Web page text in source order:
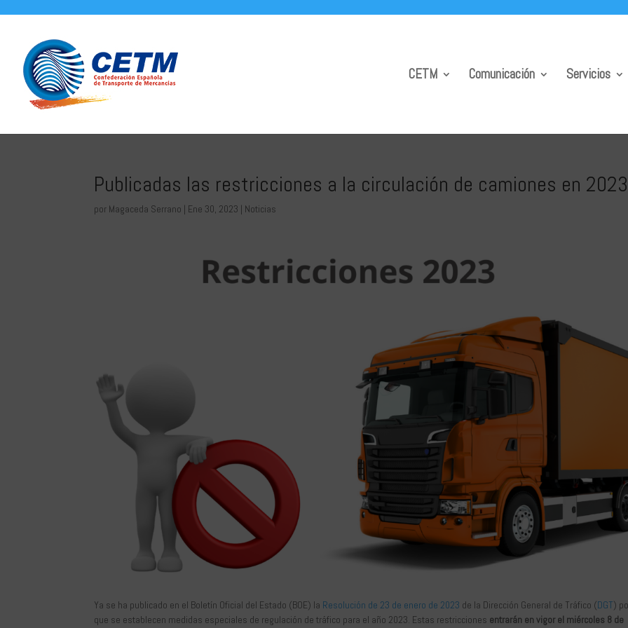
CETM Comunicación Servicios
Publicadas las restricciones a la circulación de camiones en 2023
por Magaceda Serrano | Ene 30, 2023 | Noticias
Ya se ha publicado en el Boletín Oficial del Estado (BOE) la Resolución de 23 de enero de 2023 de la Dirección General de Tráfico (DGT)
que se establecen medidas especiales de regulación de tráfico para el año 2023. Estas restricciones entrarán en vigor el miércoles 8 de